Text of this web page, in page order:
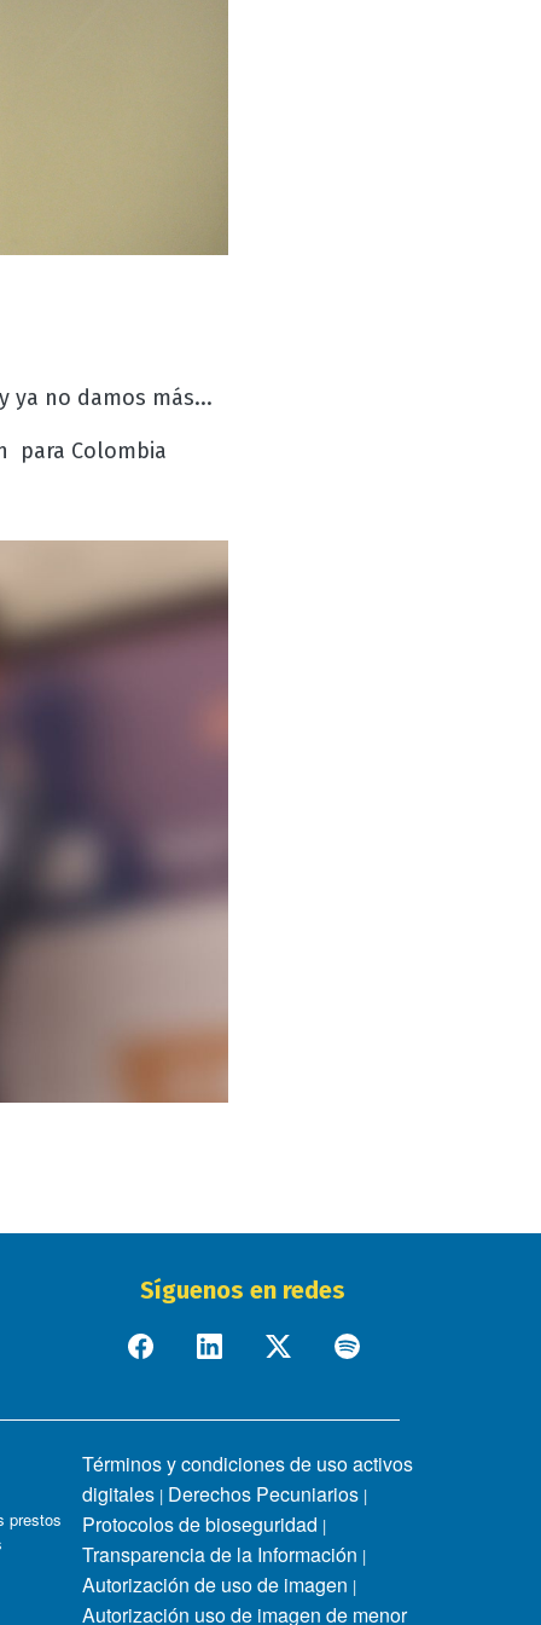
ya no damos más...
para Colombia
Síguenos en redes
prestos
Términos y condiciones de uso activos
digitales | Derechos Pecuniarios |
Protocolos de bioseguridad |
Transparencia de la Información |
Autorización de uso de imagen |
Autorización uso de imagen de menor